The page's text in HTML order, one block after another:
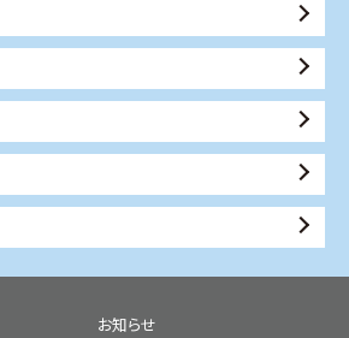
お知らせ